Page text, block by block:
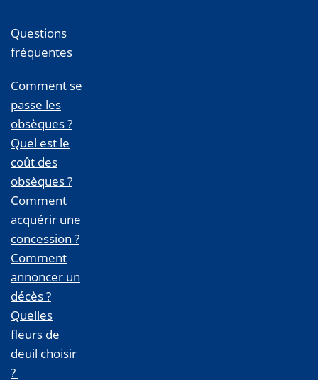
Questions
fréquentes
Comment se
passe les
obsèques ?
Quel est le
coût des
obsèques ?
Comment
acquérir une
concession ?
Comment
annoncer un
décès ?
Quelles
fleurs de
deuil choisir
?